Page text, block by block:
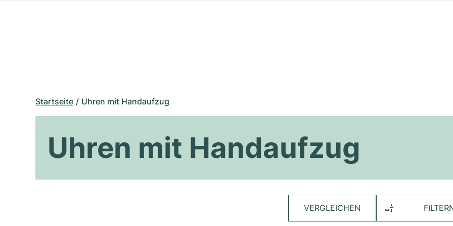
Startseite Uhren mit Handaufzug
Uhren mit Handaufzug
VERGLEICHEN